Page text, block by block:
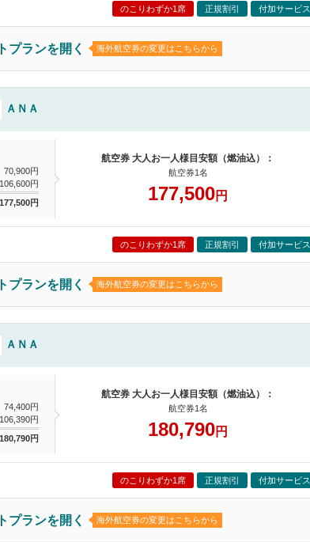
のこりわずか1席 正規割引 付加サービス
プランを開く 海外航空券の変更はこちらから
ＡＮＡ
70,900円
106,600円
177,500円
航空券 大人お一人様目安額（燃油込）：
航空券1名
177,500円
のこりわずか1席 正規割引 付加サービス
プランを開く 海外航空券の変更はこちらから
ＡＮＡ
74,400円
106,390円
180,790円
航空券 大人お一人様目安額（燃油込）：
航空券1名
180,790円
のこりわずか1席 正規割引 付加サービス
プランを開く 海外航空券の変更はこちらから